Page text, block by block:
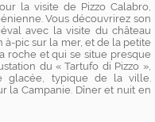
la visite de Pizzo Calabro,
Vous découvrirez son
avec la visite du château
à-pic sur la mer, et de la petite
roche et qui se situe presque
du « Tartufo di Pizzo »,
glacée, typique de la ville.
la Campanie. Dîner et nuit en